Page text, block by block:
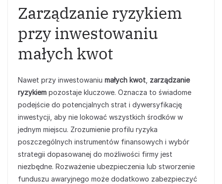
Zarządzanie ryzykiem
przy inwestowaniu
małych kwot
Nawet przy inwestowaniu małych kwot zarządzanie
ryzykiem pozostaje kluczowe. Oznacza to świadome
podejście do potencjalnych strat i dywersyfikację
inwestycji, aby nie lokować wszystkich środków w
jednym miejscu. Zrozumienie profilu ryzyka
poszczególnych instrumentów finansowych i wybór
strategii dopasowanej do możliwości firmy jest
niezbędne. Rozważenie ubezpieczenia lub stworzenie
funduszu awaryjnego może dodatkowo zabezpieczyć